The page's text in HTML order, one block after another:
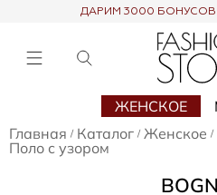
ДАРИМ 3000 БОНУСОВ
ЖЕНСКОЕ
Главная / Каталог / Женское /
Поло с узором